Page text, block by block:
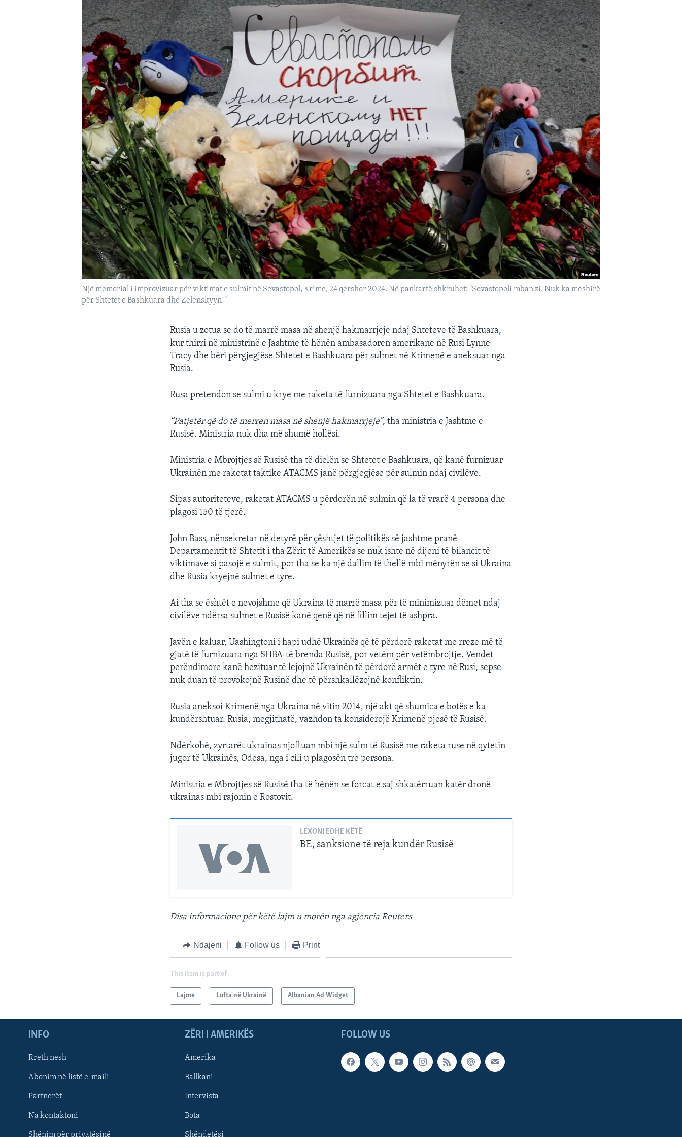
FOLLOW US
Një memorial i improvizuar për viktimat e sulmit në Sevastopol, Krime, 24 qershor 2024. Në pankartë shkruhet: "Sevastopoli mban zi. Nuk ka mëshirë
për Shtetet e Bashkuara dhe Zelenskyyn!"
Rusia u zotua se do të marrë masa në shenjë hakmarrjeje ndaj Shteteve të Bashkuara,
kur thirri në ministrinë e Jashtme të hënën ambasadoren amerikane në Rusi Lynne
Tracy dhe bëri përgjegjëse Shtetet e Bashkuara për sulmet në Krimenë e aneksuar nga
Rusia.
Rusa pretendon se sulmi u krye me raketa të furnizuara nga Shtetet e Bashkuara.
“Patjetër që do të merren masa në shenjë hakmarrjeje”, tha ministria e Jashtme e
Rusisë. Ministria nuk dha më shumë hollësi.
Ministria e Mbrojtjes së Rusisë tha të dielën se Shtetet e Bashkuara, që kanë furnizuar
Ukrainën me raketat taktike ATACMS janë përgjegjëse për sulmin ndaj civilëve.
Sipas autoriteteve, raketat ATACMS u përdorën në sulmin që la të vrarë 4 persona dhe
plagosi 150 të tjerë.
John Bass, nënsekretar në detyrë për çështjet të politikës së jashtme pranë
Departamentit të Shtetit i tha Zërit të Amerikës se nuk ishte në dijeni të bilancit të
viktimave si pasojë e sulmit, por tha se ka një dallim të thellë mbi mënyrën se si Ukraina
dhe Rusia kryejnë sulmet e tyre.
Ai tha se ështët e nevojshme që Ukraina të marrë masa për të minimizuar dëmet ndaj
civilëve ndërsa sulmet e Rusisë kanë qenë që në fillim tejet të ashpra.
Javën e kaluar, Uashingtoni i hapi udhë Ukrainës që të përdorë raketat me rreze më të
gjatë të furnizuara nga SHBA-të brenda Rusisë, por vetëm për vetëmbrojtje. Vendet
perëndimore kanë hezituar të lejojnë Ukrainën të përdorë armët e tyre në Rusi, sepse
nuk duan të provokojnë Rusinë dhe të përshkallëzojnë konfliktin.
Rusia aneksoi Krimenë nga Ukraina në vitin 2014, një akt që shumica e botës e ka
kundërshtuar. Rusia, megjithatë, vazhdon ta konsiderojë Krimenë pjesë të Rusisë.
Ndërkohë, zyrtarët ukrainas njoftuan mbi një sulm të Rusisë me raketa ruse në qytetin
jugor të Ukrainës, Odesa, nga i cili u plagosën tre persona.
Ministria e Mbrojtjes së Rusisë tha të hënën se forcat e saj shkatërruan katër dronë
ukrainas mbi rajonin e Rostovit.
LEXONI EDHE KËTË
BE, sanksione të reja kundër Rusisë
Disa informacione për këtë lajm u morën nga agjencia Reuters
Ndajeni Follow us Print
This item is part of
Lajme Lufta në Ukrainë Albanian Ad Widget
FOLLOW US
INFO
Rreth nesh
Abonim në listë e-maili
Partnerët
Na kontaktoni
Shënim për privatësinë
ZËRI I AMERIKËS
Amerika
Ballkani
Intervista
Bota
Shëndetësi